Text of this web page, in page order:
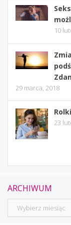
10
29 marca, 2018
23
ARCHIWUM
Archiwum